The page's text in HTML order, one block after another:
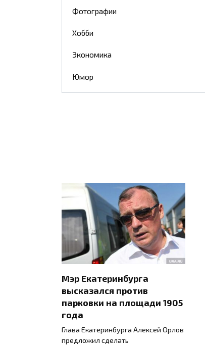
Фотографии
Хобби
Экономика
Юмор
Мэр Екатеринбурга
высказался против
парковки на площади 1905
года
Глава Екатеринбурга Алексей Орлов
предложил сделать